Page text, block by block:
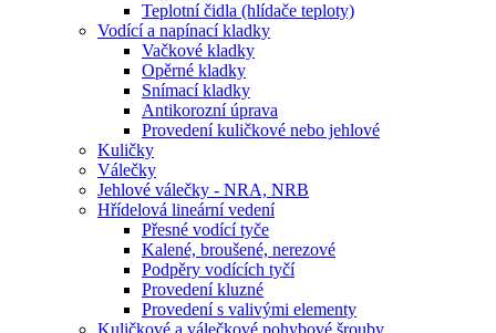
Teplotní čidla (hlídače teploty)
Vodící a napínací kladky
Vačkové kladky
Opěrné kladky
Snímací kladky
Antikorozní úprava
Provedení kuličkové nebo jehlové
Kuličky
Válečky
Jehlové válečky - NRA, NRB
Hřídelová lineární vedení
Přesné vodící tyče
Kalené, broušené, nerezové
Podpěry vodících tyčí
Provedení kluzné
Provedení s valivými elementy